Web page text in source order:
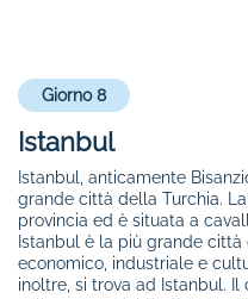
Giorno 8
Istanbul
Istanbul, anticamente
grande città della Turchia.
provincia ed è situata a
Istanbul è la più grande
economico, industriale e
inoltre, si trova ad Istanbul.